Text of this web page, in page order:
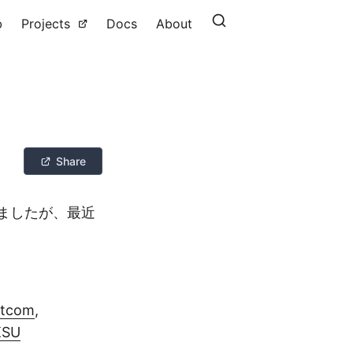
Projects Docs About
Share
したが、最近
,